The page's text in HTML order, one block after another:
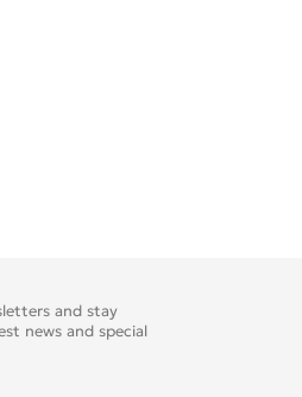
and stay
news and special